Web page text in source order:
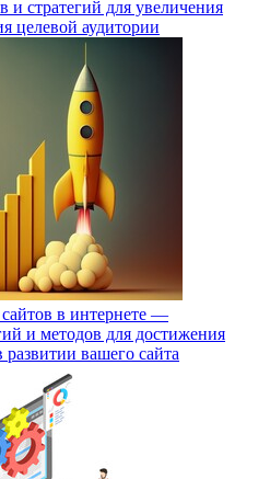
стратегий для увеличения
целевой аудитории
в интернете —
и методов для достижения
развитии вашего сайта